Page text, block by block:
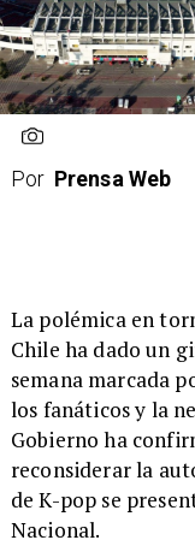
Por Prensa Web
La polémica en
Chile ha dado un
semana marcada
los fanáticos y la
Gobierno ha
reconsiderar la
de K-pop se
Nacional.